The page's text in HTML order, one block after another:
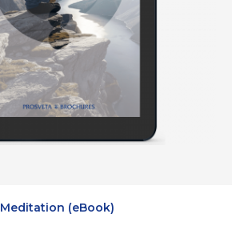
Meditation (eBook)